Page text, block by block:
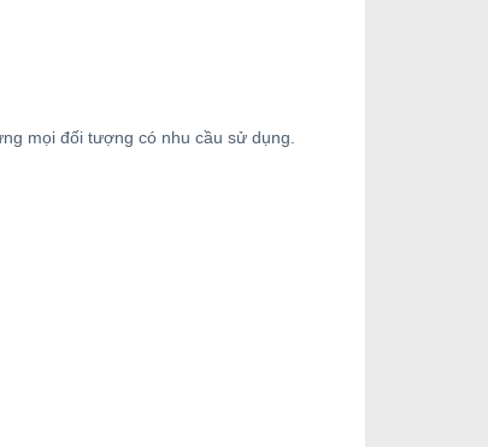
mọi đối tượng có nhu cầu sử dụng.